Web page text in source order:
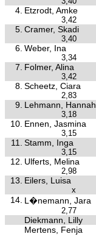
4. Etzrodt, Amke
3,42
5. Cramer, Skadi
3,40
6. Weber, Ina
3,34
7. Folmer, Alina
3,42
8. Scheetz, Ciara
2,83
9. Lehmann, Hannah
3,18
10. Ennen, Jasmina
3,15
11. Stamm, Inga
3,15
12. Ulferts, Melina
2,98
13. Eilers, Luisa
x
14. L�nemann, Jara
2,77
Diekmann, Lilly
Mertens, Fenja